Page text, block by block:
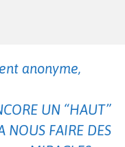
anonyme,
UN “HAUT”
NOUS FAIRE DES